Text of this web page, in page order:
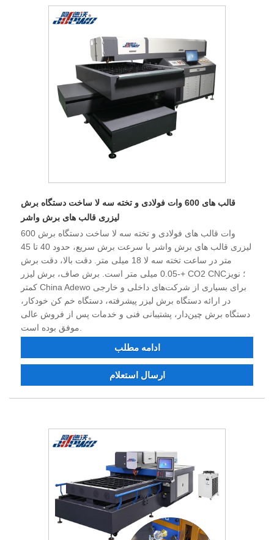
قالب های 600 وات فولادی و تخته سه لا ساخت دستگاه برش
لیزری قالب های برش واشر
600 وات قالب های فولادی و تخته سه لا ساخت دستگاه برش
لیزری قالب های برش واشر با سرعت برش سریع، حدود 40 تا 45
متر در ساعت تخته سه لا 18 میلی متر. دقت بالا، دقت برش
+-0.05 میلی متر است. برش صاف، برش لیزر CO2 CNC؛ نویز
کمتر China Adewo برای بسیاری از شرکت‌های داخلی و خارجی
در ارائه دستگاه برش لیزر پیشرفته، دستگاه خم کن خودکار،
دستگاه برش چین‌دار، پشتیبانی فنی و خدمات پس از فروش عالی
موفق بوده است.
ادامه مطلب
ارسال استعلام